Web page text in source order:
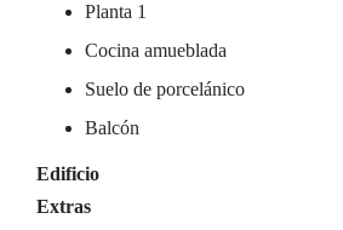
Planta 1
Cocina amueblada
Suelo de porcelánico
Balcón
Edificio
Extras